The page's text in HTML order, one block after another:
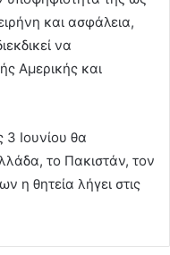
και ασφάλεια,
να
Αμερικής και
Ιουνίου θα
το Πακιστάν, τον
η θητεία λήγει στις